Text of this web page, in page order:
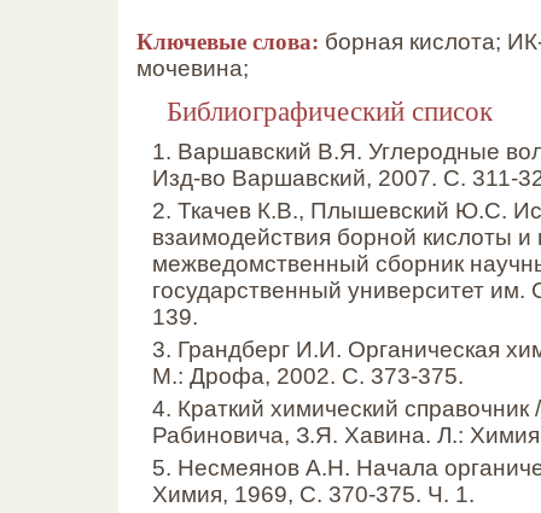
Ключевые слова: борная кислота;
мочевина;
Библиографический список
1. Варшавский В.Я. Углеродные
Изд-во Варшавский, 2007. С. 311-
2. Ткачев К.В., Плышевский Ю.С.
взаимодействия борной кислоты
межведомственный сборник
государственный университет им.
139.
3. Грандберг И.И. Органическая
М.: Дрофа, 2002. С. 373-375.
4. Краткий химический
Рабиновича, З.Я. Хавина. Л.:
5. Несмеянов А.Н. Начала
Химия, 1969, С. 370-375. Ч. 1.